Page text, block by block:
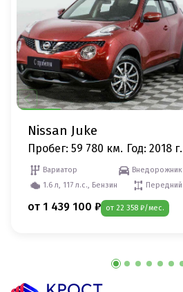
Nissan Juke
Пробег: 59 780 км. Год: 2018 г.
Вариатор
Внедорожник
1.6 л, 117 л.с., Бензин
Передний
от 1 439 100 ₽ от 22 358 ₽/мес.